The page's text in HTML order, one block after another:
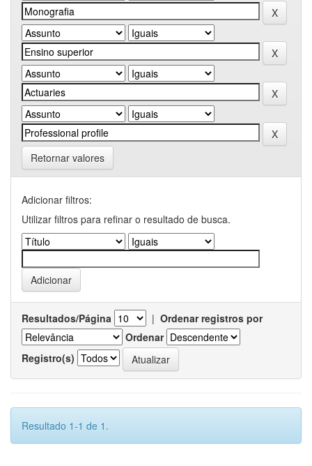
Retornar valores
Adicionar filtros:
Utilizar filtros para refinar o resultado de busca.
Resultados/Página | Ordenar registros por
Ordenar
Registro(s)
Resultado 1-1 de 1.